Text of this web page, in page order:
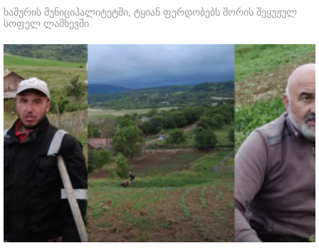
ხაშურის მუნიციპალიტეტში, ტყიან ფერდობებს შორის შეყუჟულ
სოფელ ლაშხევში